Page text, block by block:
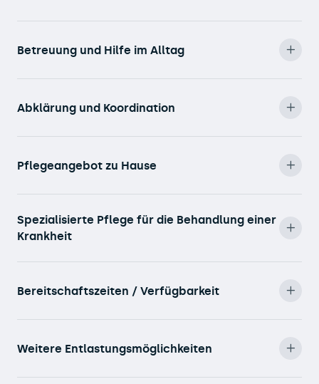
Betreuung und Hilfe im Alltag
Abklärung und Koordination
Pflegeangebot zu Hause
Spezialisierte Pflege für die Behandlung einer
Krankheit
Bereitschaftszeiten / Verfügbarkeit
Weitere Entlastungsmöglichkeiten